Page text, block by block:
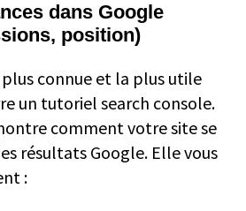
dans Google
position)
plus connue et la plus utile
un tutoriel search console.
comment votre site se
résultats Google. Elle vous
: